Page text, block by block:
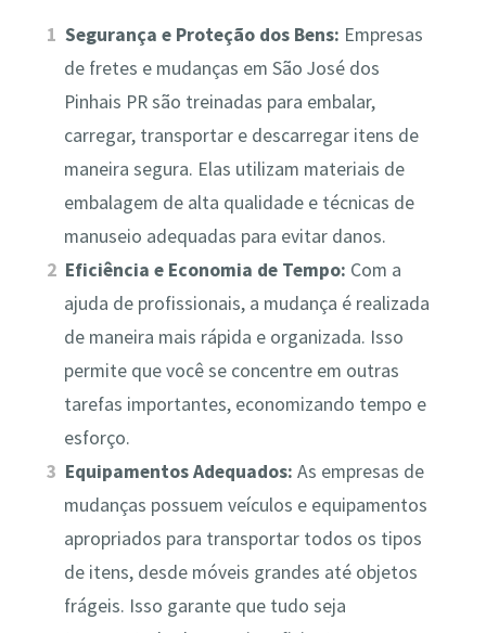
Segurança e Proteção dos Bens: Empresas
de fretes e mudanças em São José dos
Pinhais PR são treinadas para embalar,
carregar, transportar e descarregar itens de
maneira segura. Elas utilizam materiais de
embalagem de alta qualidade e técnicas de
manuseio adequadas para evitar danos.
Eficiência e Economia de Tempo: Com a
ajuda de profissionais, a mudança é realizada
de maneira mais rápida e organizada. Isso
permite que você se concentre em outras
tarefas importantes, economizando tempo e
esforço.
Equipamentos Adequados: As empresas de
mudanças possuem veículos e equipamentos
apropriados para transportar todos os tipos
de itens, desde móveis grandes até objetos
frágeis. Isso garante que tudo seja